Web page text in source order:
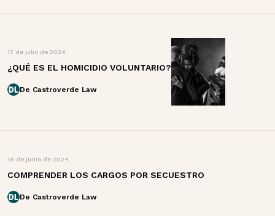
17 de julio de 2024
¿QUÉ ES EL HOMICIDIO VOLUNTARIO?
De Castroverde Law
18 de junio de 2024
COMPRENDER LOS CARGOS POR SECUESTRO
De Castroverde Law